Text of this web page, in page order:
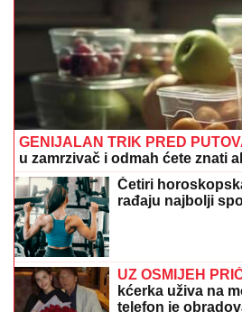
GENIJALAN TRIK PRED
u zamrzivač i odmah ćete znati
Četiri
rađaju najbolji
UZ OSMIJEH
kćerka uživa na
telefon je